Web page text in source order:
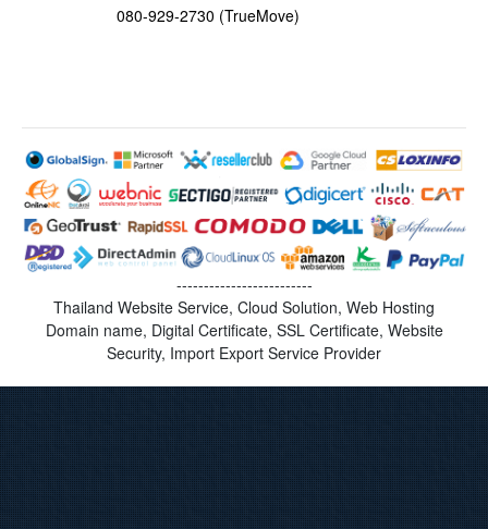
080-929-2730 (TrueMove)
-------------------------
Thailand Website Service, Cloud Solution, Web Hosting
Domain name, Digital Certificate, SSL Certificate, Website
Security, Import Export Service Provider